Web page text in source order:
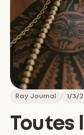
Ray Journal 1/3/
Toutes